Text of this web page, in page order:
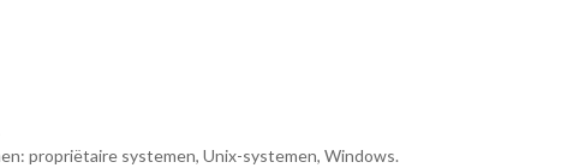
propriëtaire systemen, Unix-systemen, Windows.